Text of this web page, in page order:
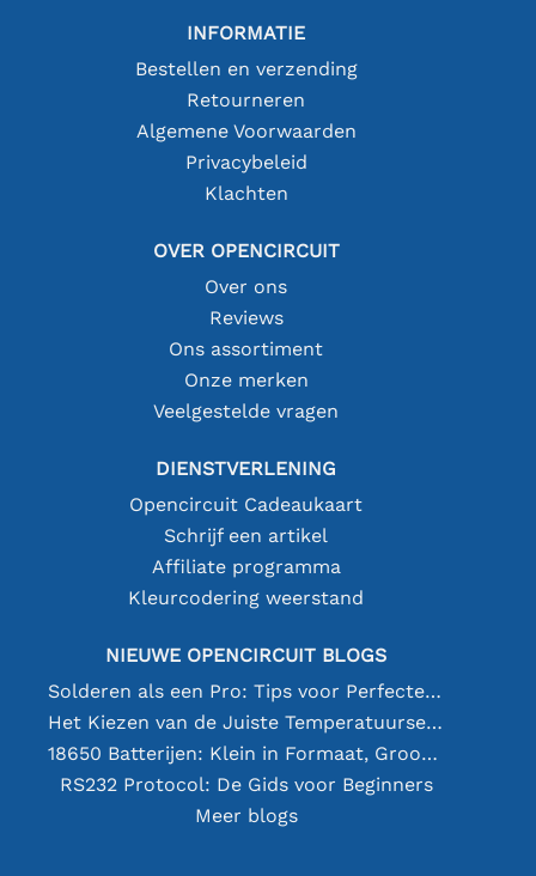
INFORMATIE
Bestellen en verzending
Retourneren
Algemene Voorwaarden
Privacybeleid
Klachten
OVER OPENCIRCUIT
Over ons
Reviews
Ons assortiment
Onze merken
Veelgestelde vragen
DIENSTVERLENING
Opencircuit Cadeaukaart
Schrijf een artikel
Affiliate programma
Kleurcodering weerstand
NIEUWE OPENCIRCUIT BLOGS
Solderen als een Pro: Tips voor Perfecte Elektronische Verbindingen
Het Kiezen van de Juiste Temperatuursensor [youtube]
18650 Batterijen: Klein in Formaat, Groot in Prestatie
RS232 Protocol: De Gids voor Beginners
Meer blogs